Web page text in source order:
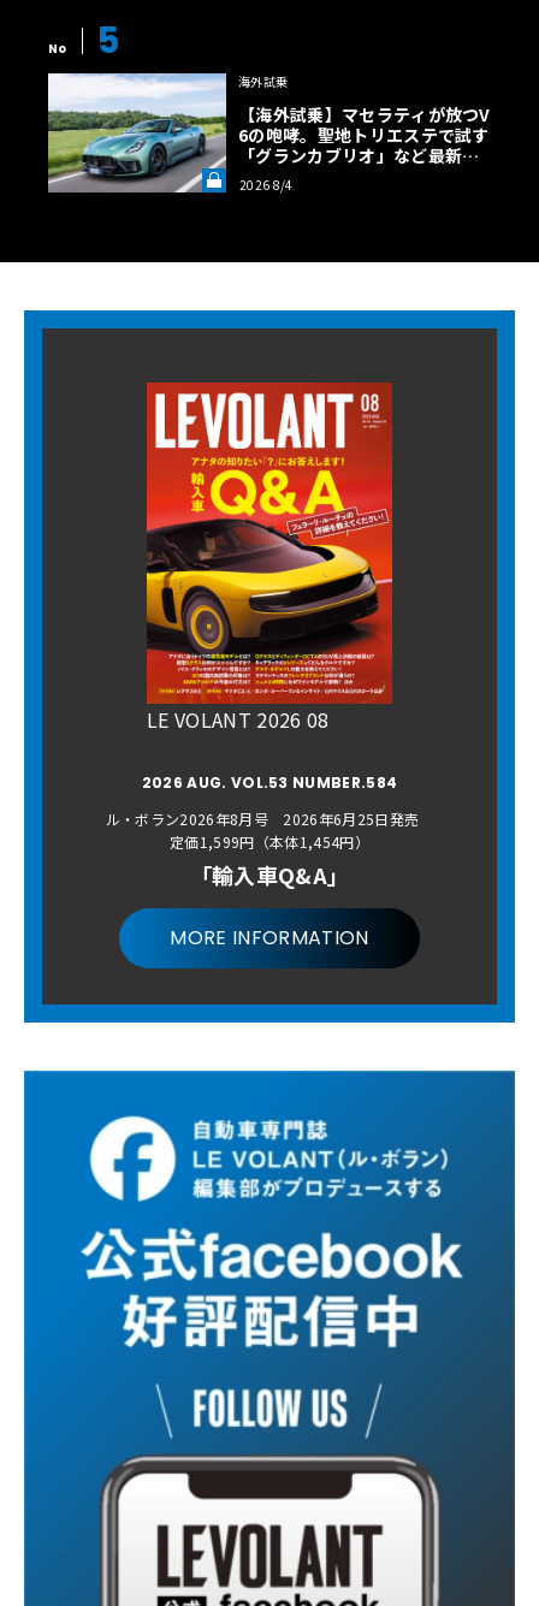
No 5
海外試乗
【海外試乗】マセラティが放つV
6の咆哮。聖地トリエステで試す
「グランカブリオ」など最新ト
ロフェオ3台の官能評価《LE VO
LANT LAB》
2026 8/4
LE VOLANT 2026 08
2026 AUG. VOL.53 NUMBER.584
ル・ボラン2026年8月号 2026年6月25日発売
定価1,599円（本体1,454円）
「輸入車Q&A」
MORE INFORMATION